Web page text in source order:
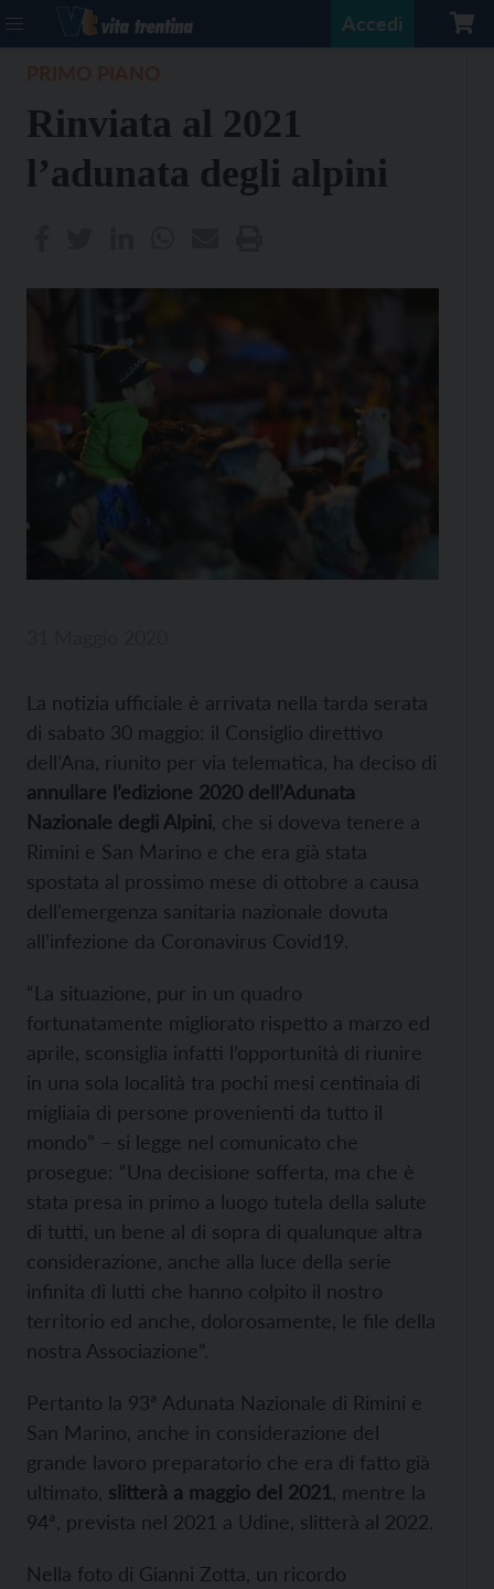
Accedi
Rinviata al 2021
l’adunata degli alpini
La notizia ufficiale è arrivata nella tarda serata
di sabato 30 maggio: il Consiglio direttivo
dell’Ana, riunito per via telematica, ha deciso di
annullare l’edizione 2020 dell’Adunata
Nazionale degli Alpini , che si doveva tenere a
Rimini e San Marino e che era già stata
spostata al prossimo mese di ottobre a causa
dell’emergenza sanitaria nazionale dovuta
all’infezione da Coronavirus Covid19.
“La situazione, pur in un quadro
fortunatamente migliorato rispetto a marzo ed
aprile, sconsiglia infatti l’opportunità di riunire
in una sola località tra pochi mesi centinaia di
migliaia di persone provenienti da tutto il
mondo” – si legge nel comunicato che
prosegue: “Una decisione sofferta, ma che è
stata presa in primo a luogo tutela della salute
di tutti, un bene al di sopra di qualunque altra
considerazione, anche alla luce della serie
infinita di lutti che hanno colpito il nostro
territorio ed anche, dolorosamente, le file della
nostra Associazione”.
Pertanto la 93ª Adunata Nazionale di Rimini e
San Marino, anche in considerazione del
grande lavoro preparatorio che era di fatto già
ultimato, slitterà a maggio del 2021 , mentre la
94ª, prevista nel 2021 a Udine, slitterà al 2022.
Nella foto di Gianni Zotta, un ricordo